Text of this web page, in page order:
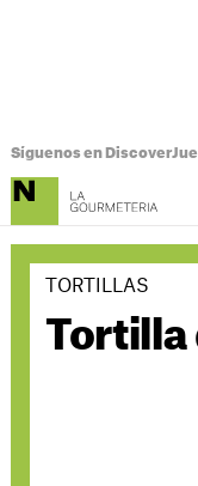
Síguenos en Discover
TORTILLAS
Tortilla